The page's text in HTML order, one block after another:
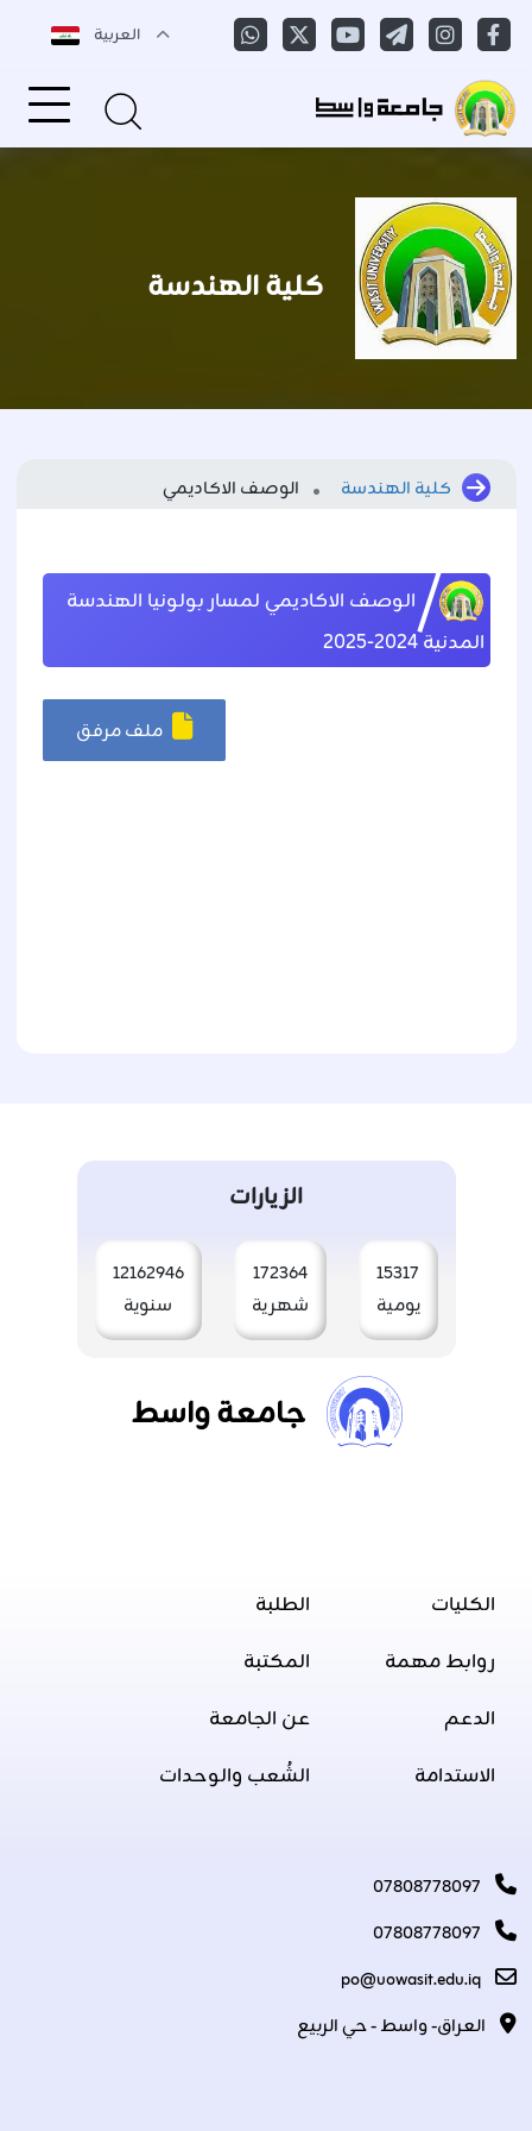
العربية
كلية الهندسة
كلية الهندسة الوصف الاكاديمي
الوصف الاكاديمي لمسار بولونيا الهندسة
المدنية 2024-2025
ملف مرفق
الزيارات
15317
يومية
172364
شهرية
12162946
سنوية
جامعة واسط
الكليات
روابط مهمة
الدعم
الاستدامة
الطلبة
المكتبة
عن الجامعة
الشُعب والوحدات
07808778097
07808778097
po@uowasit.edu.iq
العراق- واسط - حي الربيع